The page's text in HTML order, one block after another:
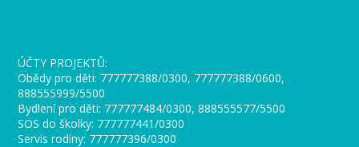
ÚČTY PROJEKTŮ:
Obědy pro děti: 777777388/0300, 777777388/0600,
888555999/5500
Bydlení pro děti: 777777484/0300, 888555577/5500
SOS do školky: 777777441/0300
Servis rodiny: 777777396/0300